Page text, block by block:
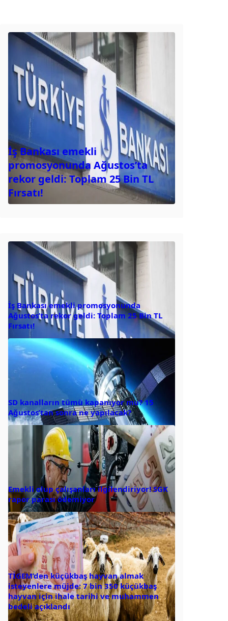
İş Bankası emekli
promosyonunda Ağustos’ta
rekor geldi: Toplam 25 Bin TL
Fırsatı!
İş Bankası emekli promosyonunda
Ağustos’ta rekor geldi: Toplam 25 Bin TL
Fırsatı!
SD kanalların tümü kapanıyor mu? 15
Ağustos’tan sonra ne yapılacak?
Emekli olup çalışanları ilgilendiriyor! SGK
rapor parası ödemiyor
TİGEM’den küçükbaş hayvan almak
isteyenlere müjde: 7 bin 350 küçükbaş
hayvan için ihale tarihi ve muhammen
bedeli açıklandı